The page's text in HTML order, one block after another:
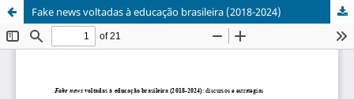
Fake news voltadas à educação brasileira (2018-2024)